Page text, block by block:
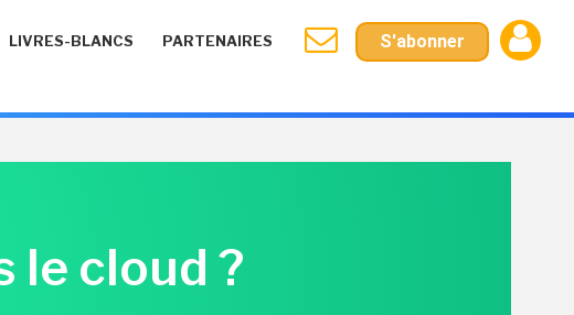
LIVRES-BLANCS PARTENAIRES S'abonner
le cloud ?